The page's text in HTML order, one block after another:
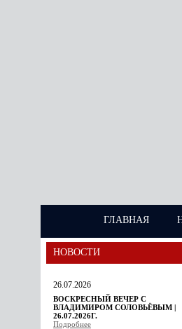
ГЛАВНАЯ
НОВОСТИ
26.07.2026
ВОСКРЕСНЫЙ ВЕЧЕР С
ВЛАДИМИРОМ СОЛОВЬЁВЫМ |
26.07.2026Г.
Подробнее